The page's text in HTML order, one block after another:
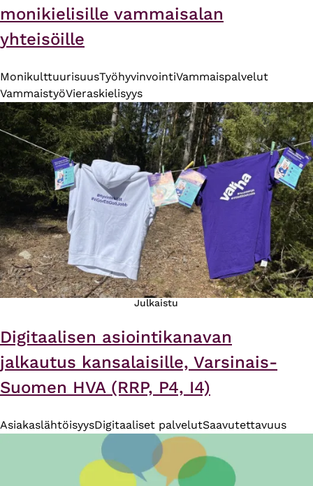
monikielisille vammaisalan
yhteisöille
MonikulttuurisuusTyöhyvinvointiVammaispalvelut
VammaistyöVieraskielisyys
Julkaistu
Digitaalisen asiointikanavan
jalkautus kansalaisille, Varsinais-
Suomen HVA (RRP, P4, I4)
AsiakaslähtöisyysDigitaaliset palvelutSaavutettavuus